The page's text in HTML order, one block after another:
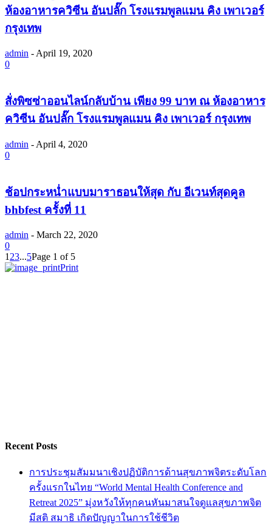
ห้องอาหารควิซีน อันปลั๊ก โรงแรมพูลแมน คิง เพาเวอร์
กรุงเทพ
admin - April 19, 2020
0
สั่งพิซซ่าออนไลน์กลับบ้าน เพียง 99 บาท ณ ห้องอาหาร
ควิซีน อันปลั๊ก โรงแรมพูลแมน คิง เพาเวอร์ กรุงเทพ
admin - April 4, 2020
0
ช้อปกระหน่ำแบบมาราธอนให้สุด กับ อีเวนท์สุดคูล
bhbfest ครั้งที่ 11
admin - March 22, 2020
0
1 23...5Page 1 of 5
Print
Recent Posts
การประชุมสัมมนาเชิงปฏิบัติการด้านสุขภาพจิตระดับโลก
ครั้งแรกในไทย “World Mental Health Conference and
Retreat 2025” มุ่งหวังให้ทุกคนหันมาสนใจดูแลสุขภาพจิต
มีสติ สมาธิ เกิดปัญญาในการใช้ชีวิต